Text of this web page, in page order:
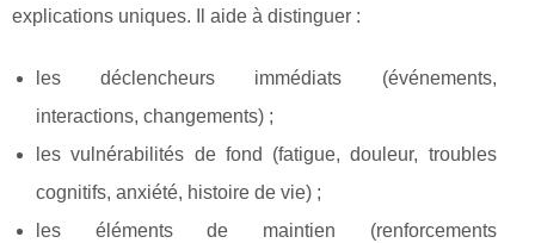
explications uniques. Il aide à distinguer :
les déclencheurs immédiats (événements,
interactions, changements) ;
les vulnérabilités de fond (fatigue, douleur, troubles
cognitifs, anxiété, histoire de vie) ;
les éléments de maintien (renforcements